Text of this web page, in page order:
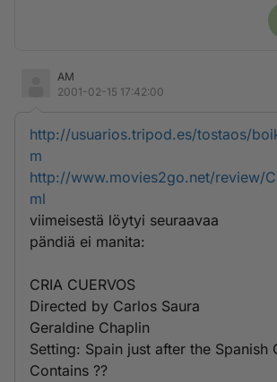
AM
2001-02-15 17:42:00
http://usuarios.tripod.es/tostaos/
m
http://www.movies2go.net/review/
ml
viimeisestä löytyi seuraavaa
pändiä ei manita:
CRIA CUERVOS
Directed by Carlos Saura
Geraldine Chaplin
Setting: Spain just after the Spanish
Contains ??